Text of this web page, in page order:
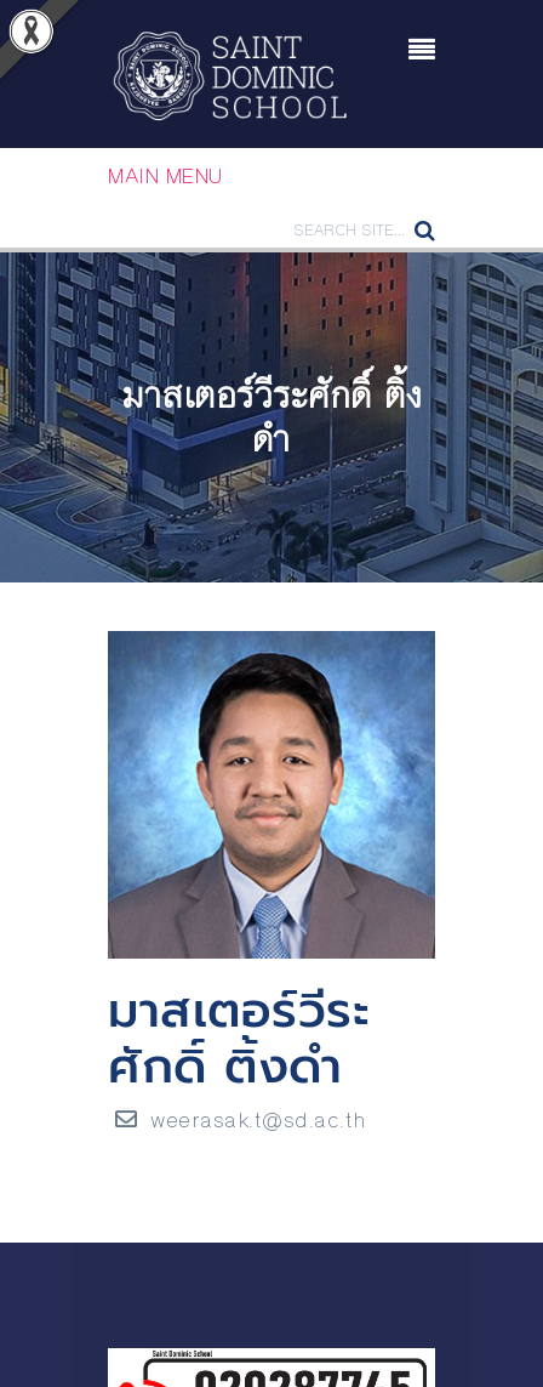
MAIN MENU
มาสเตอร์วีระศักดิ์ ติ้ง
ดำ
มาสเตอร์วีระ
ศักดิ์ ติ้งดำ
weerasak.t@sd.ac.th